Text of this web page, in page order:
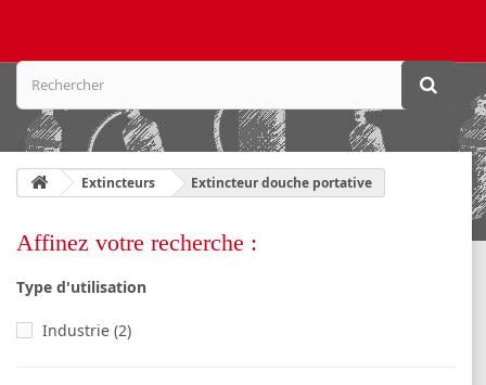
Extincteurs Extincteur douche portative
Affinez votre recherche :
Type d'utilisation
Industrie (2)